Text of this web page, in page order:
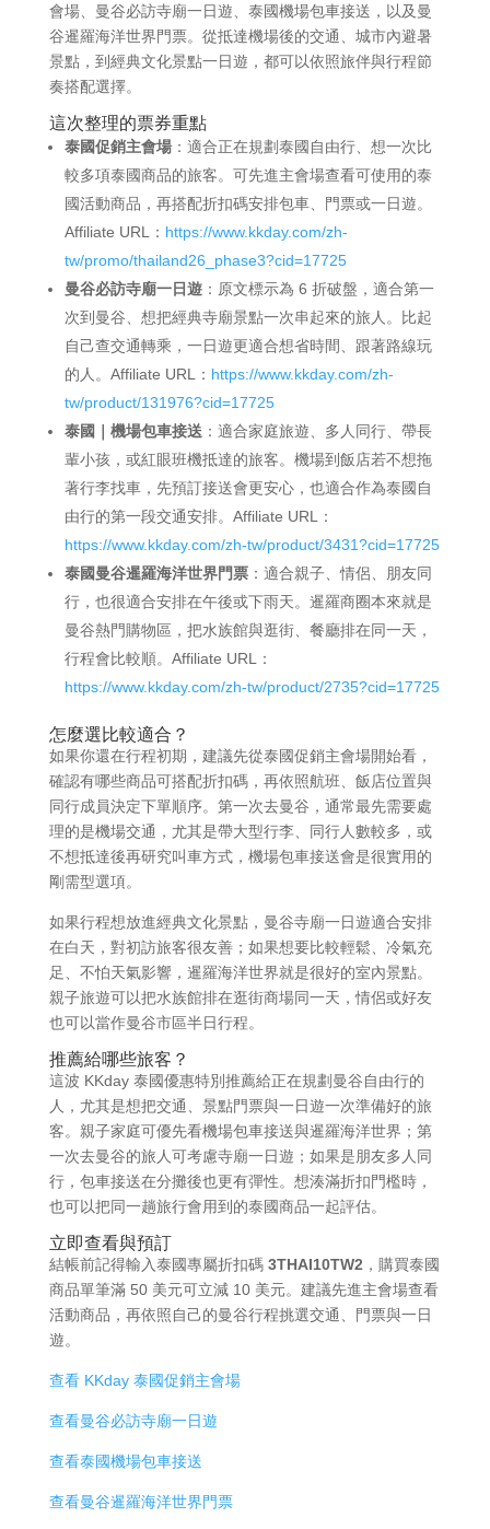
會場、曼谷必訪寺廟一日遊、泰國機場包車接送，以及曼
谷暹羅海洋世界門票。從抵達機場後的交通、城市內避暑
景點，到經典文化景點一日遊，都可以依照旅伴與行程節
奏搭配選擇。
這次整理的票券重點
泰國促銷主會場：適合正在規劃泰國自由行、想一次比
較多項泰國商品的旅客。可先進主會場查看可使用的泰
國活動商品，再搭配折扣碼安排包車、門票或一日遊。
Affiliate URL： https://www.kkday.com/zh-
tw/promo/thailand26_phase3?cid=17725
曼谷必訪寺廟一日遊：原文標示為 6 折破盤，適合第一
次到曼谷、想把經典寺廟景點一次串起來的旅人。比起
自己查交通轉乘，一日遊更適合想省時間、跟著路線玩
的人。Affiliate URL： https://www.kkday.com/zh-
tw/product/131976?cid=17725
泰國｜機場包車接送 ：適合家庭旅遊、多人同行、帶長
輩小孩，或紅眼班機抵達的旅客。機場到飯店若不想拖
著行李找車，先預訂接送會更安心，也適合作為泰國自
由行的第一段交通安排。Affiliate URL：
https://www.kkday.com/zh-tw/product/3431?cid=17725
泰國曼谷暹羅海洋世界門票：適合親子、情侶、朋友同
行，也很適合安排在午後或下雨天。暹羅商圈本來就是
曼谷熱門購物區，把水族館與逛街、餐廳排在同一天，
行程會比較順。Affiliate URL：
https://www.kkday.com/zh-tw/product/2735?cid=17725
怎麼選比較適合？
如果你還在行程初期，建議先從泰國促銷主會場開始看，
確認有哪些商品可搭配折扣碼，再依照航班、飯店位置與
同行成員決定下單順序。第一次去曼谷，通常最先需要處
理的是機場交通，尤其是帶大型行李、同行人數較多，或
不想抵達後再研究叫車方式，機場包車接送會是很實用的
剛需型選項。
如果行程想放進經典文化景點，曼谷寺廟一日遊適合安排
在白天，對初訪旅客很友善；如果想要比較輕鬆、冷氣充
足、不怕天氣影響，暹羅海洋世界就是很好的室內景點。
親子旅遊可以把水族館排在逛街商場同一天，情侶或好友
也可以當作曼谷市區半日行程。
推薦給哪些旅客？
這波 KKday 泰國優惠特別推薦給正在規劃曼谷自由行的
人，尤其是想把交通、景點門票與一日遊一次準備好的旅
客。親子家庭可優先看機場包車接送與暹羅海洋世界；第
一次去曼谷的旅人可考慮寺廟一日遊；如果是朋友多人同
行，包車接送在分攤後也更有彈性。想湊滿折扣門檻時，
也可以把同一趟旅行會用到的泰國商品一起評估。
立即查看與預訂
結帳前記得輸入泰國專屬折扣碼 3THAI10TW2 ，購買泰國
商品單筆滿 50 美元可立減 10 美元。建議先進主會場查看
活動商品，再依照自己的曼谷行程挑選交通、門票與一日
遊。
查看 KKday 泰國促銷主會場
查看曼谷必訪寺廟一日遊
查看泰國機場包車接送
查看曼谷暹羅海洋世界門票